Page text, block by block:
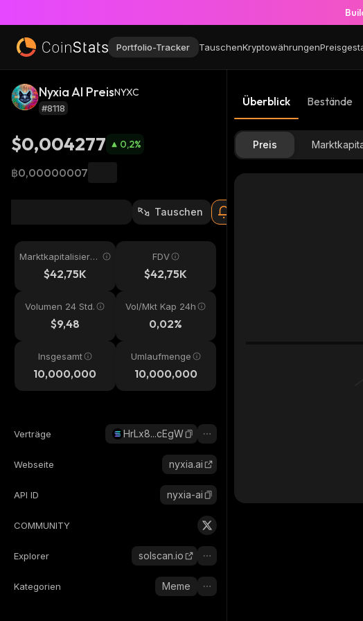
Portfolio-Tracker TauschenKryptowährungen
Nyxia AI PreisNYXC
#8118
$0,004277 0,2%
฿0,00000007
Tauschen
Marktkapitalisieru
$42,75K
FDV
$42,75K
Volumen 24 Std.
$9,48
Vol/Mkt Kap 24h
0,02%
Insgesamt
10,000,000
Umlaufmenge
10,000,000
Verträge HrLx8...cEgW
Webseite nyxia.ai
API ID nyxia-ai
COMMUNITY
Explorer solscan.io
Kategorien Meme
Überblick Bestände
Preis